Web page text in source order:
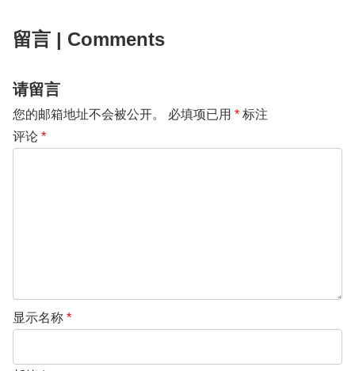
留言 | Comments
请留言
您的邮箱地址不会被公开。 必填项已用 * 标注
评论 *
显示名称 *